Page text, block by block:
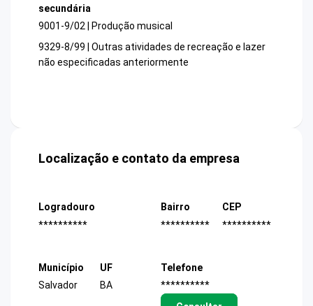
secundária
9001-9/02 | Produção musical
9329-8/99 | Outras atividades de recreação e lazer
não especificadas anteriormente
Localização e contato da empresa
Logradouro
**********
Bairro
**********
CEP
**********
Município
Salvador
UF
BA
Telefone
**********